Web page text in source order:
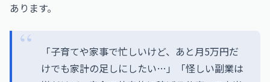
あります。
「子育てや家事で忙しいけど、あと月5万円だ
けでも家計の足しにしたい…」「怪しい副業は